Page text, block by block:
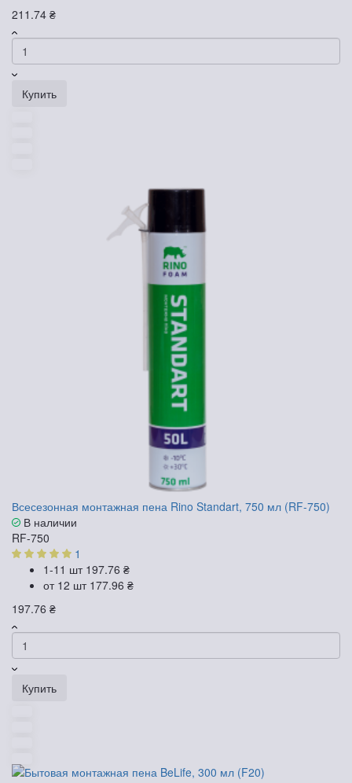
211.74 ₴
Купить
Всесезонная монтажная пена Rino Standart, 750 мл (RF-750)
В наличии
RF-750
1
1-11 шт 197.76 ₴
от 12 шт 177.96 ₴
197.76 ₴
Купить